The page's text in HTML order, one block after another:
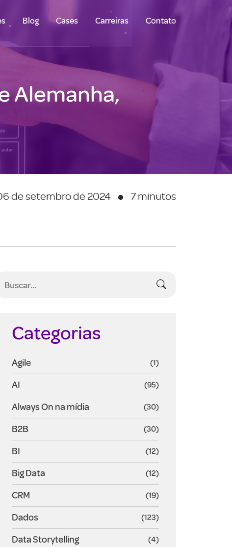
Blog Cases Carreiras Contato
Alemanha,
de setembro de 2024 7 minutos
Categorias
Agile (1)
AI (95)
Always On na mídia (30)
B2B (30)
BI (12)
Big Data (12)
CRM (19)
Dados (123)
Data Storytelling (4)